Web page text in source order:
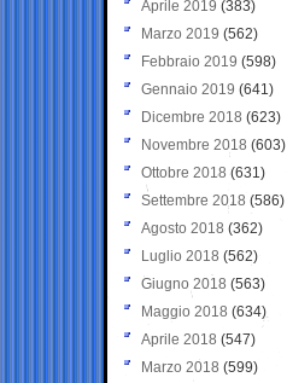
Aprile 2019 (383)
Marzo 2019 (562)
Febbraio 2019 (598)
Gennaio 2019 (641)
Dicembre 2018 (623)
Novembre 2018 (603)
Ottobre 2018 (631)
Settembre 2018 (586)
Agosto 2018 (362)
Luglio 2018 (562)
Giugno 2018 (563)
Maggio 2018 (634)
Aprile 2018 (547)
Marzo 2018 (599)